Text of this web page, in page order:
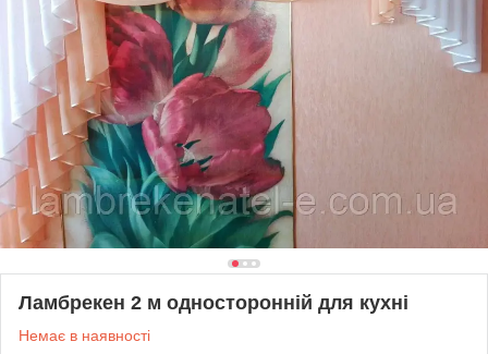
Ламбрекен 2 м односторонній для кухні
Немає в наявності